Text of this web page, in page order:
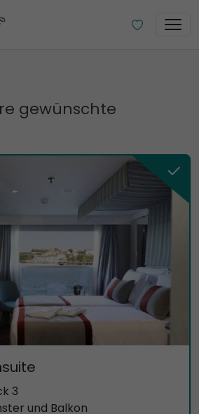
gewünschte
3
und Balkon